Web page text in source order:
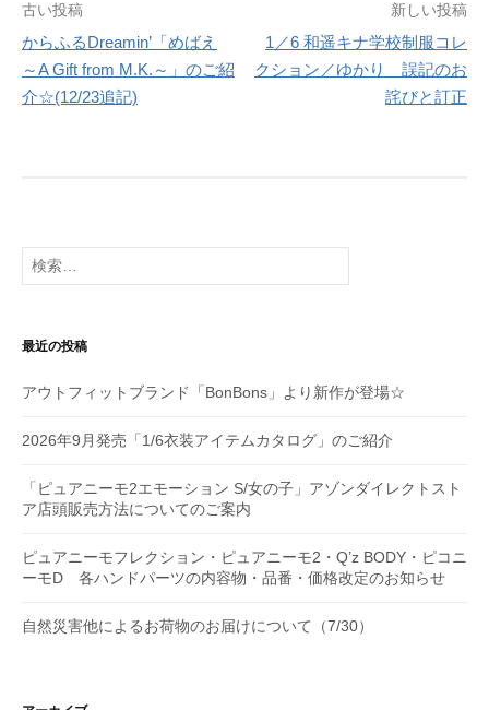
投
稿
ナ
シ
ョ
ン
古い投稿
からふるDreamin’「めばえ
～A Gift from M.K.～」のご紹
介☆(12/23追記)
新しい投稿
1／6 和遥キナ学校制服コレ
クション／ゆかり 誤記のお
詫びと訂正
検
索:
最近の投稿
アウトフィットブランド「BonBons」より新作が登場☆
2026年9月発売「1/6衣装アイテムカタログ」のご紹介
「ピュアニーモ2エモーション S/女の子」アゾンダイレクトスト
ア店頭販売方法についてのご案内
ピュアニーモフレクション・ピュアニーモ2・Q’z BODY・ピコニ
ーモD 各ハンドパーツの内容物・品番・価格改定のお知らせ
自然災害他によるお荷物のお届けについて（7/30）